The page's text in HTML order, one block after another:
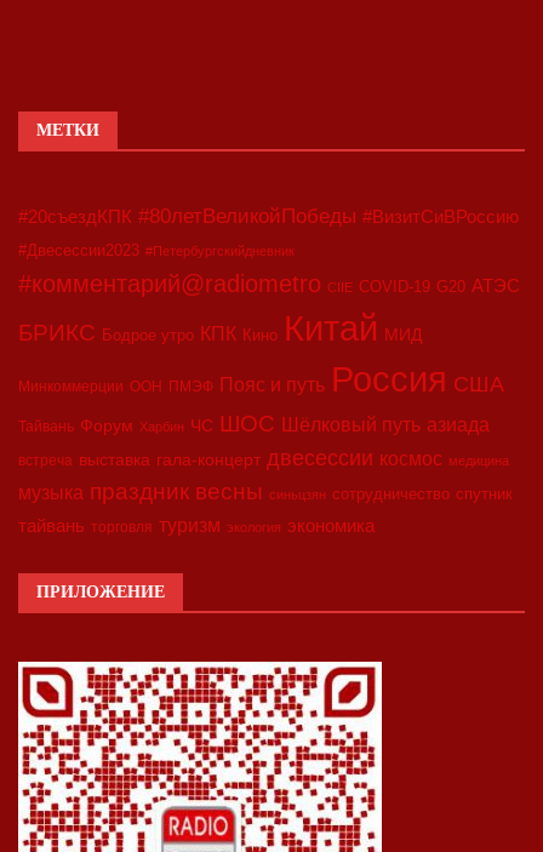
МЕТКИ
#20съездКПК #80летВеликойПобеды #ВизитСиВРоссию
#Двесессии2023 #Петербургскийдневник
#комментарий@radiometro CIIE COVID-19 G20 АТЭС
БРИКС Бодрое утро КПК Кино Китай МИД
Минкоммерции ООН ПМЭФ Пояс и путь Россия США
Тайвань Форум Харбин ЧС ШОС Шёлковый путь азиада
встреча выставка гала-концерт двесессии космос медицина
музыка праздник весны синьцзян сотрудничество спутник
тайвань торговля туризм экология экономика
ПРИЛОЖЕНИЕ